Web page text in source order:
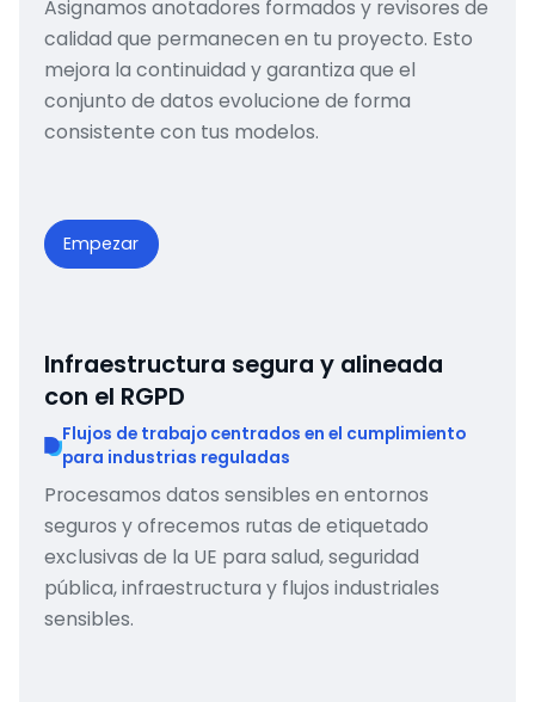
Asignamos anotadores formados y revisores de
calidad que permanecen en tu proyecto. Esto
mejora la continuidad y garantiza que el
conjunto de datos evolucione de forma
consistente con tus modelos.
Empezar
Infraestructura segura y alineada
con el RGPD
Flujos de trabajo centrados en el cumplimiento
para industrias reguladas
Procesamos datos sensibles en entornos
seguros y ofrecemos rutas de etiquetado
exclusivas de la UE para salud, seguridad
pública, infraestructura y flujos industriales
sensibles.